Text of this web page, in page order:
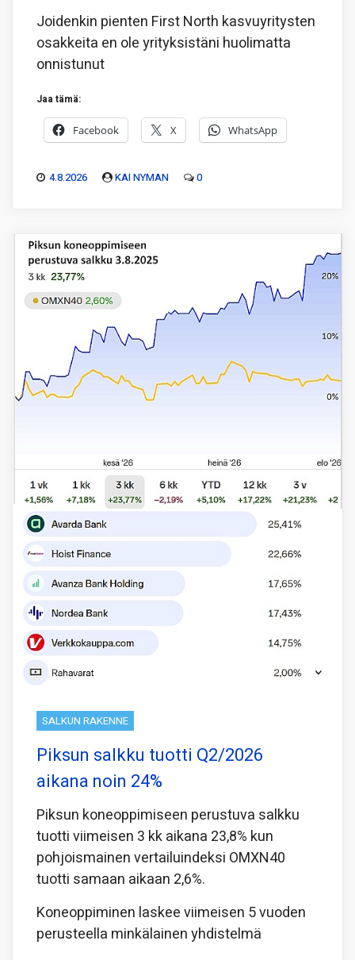
Joidenkin pienten First North kasvuyritysten
osakkeita en ole yrityksistäni huolimatta
onnistunut
Jaa tämä:
Facebook X WhatsApp
4.8.2026 KAI NYMAN 0
SALKUN RAKENNE
Piksun salkku tuotti Q2/2026
aikana noin 24%
Piksun koneoppimiseen perustuva salkku
tuotti viimeisen 3 kk aikana 23,8% kun
pohjoismainen vertailuindeksi OMXN40
tuotti samaan aikaan 2,6%.
Koneoppiminen laskee viimeisen 5 vuoden
perusteella minkälainen yhdistelmä